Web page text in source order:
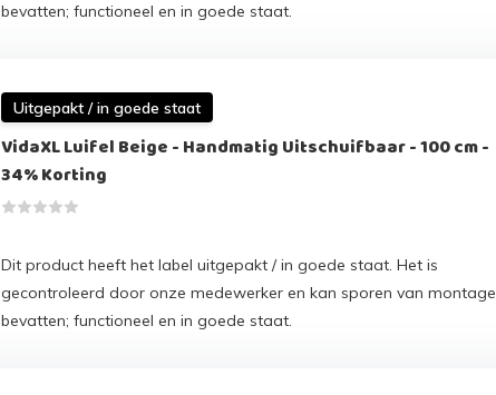
bevatten; functioneel en in goede staat.
Uitgepakt / in goede staat
VidaXL Luifel Beige - Handmatig Uitschuifbaar - 100 cm -
34% Korting
Dit product heeft het label uitgepakt / in goede staat. Het is
gecontroleerd door onze medewerker en kan sporen van montage
bevatten; functioneel en in goede staat.